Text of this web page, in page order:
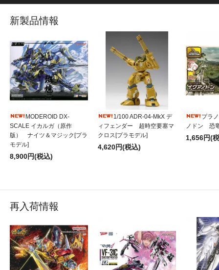
新製品情報
MODEROID DX-
SCALE イカルガ（原作
版） ナイツ＆マジック[プラ
モデル]
8,900円(税込)
1/100 ADR-04-MkX デ
ィフェンダー 超時空要塞マ
クロス[プラモデル]
4,620円(税込)
プラ
ノドン 恐
1,656円(
再入荷情報